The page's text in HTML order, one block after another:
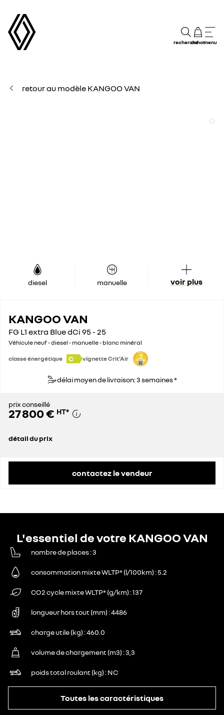
rechercheachatmenu
retour au modèle KANGOO VAN
diesel manuelle voir plus
KANGOO VAN
FG L1 extra Blue dCi 95 - 25
Véhicule neuf - diesel - manuelle - blanc minéral
classe énergétique C vignette Crit'Air
délai moyen de livraison: 3 semaines *
prix conseillé
27 800 € HT*
détail du prix
contactez le vendeur
L'essentiel de votre KANGOO VAN
nombre de places 3
consommation mixte WLTP* (l/100km) 5.2
CO2 cycle mixte WLTP* (g/km) 137
longueur hors tout (mm) 4486
charge utile (kg) 460.0
volume de chargement (m3) 3,3
poids total roulant (kg) NC
Toutes les caractéristiques